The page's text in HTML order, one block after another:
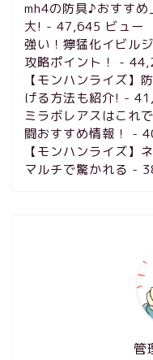
mh4の防具♪おすす
大! - 47,645 ビュー
強い！獰猛化イビル
攻略ポイント！
-
【モンハンライズ】
げる方法も紹介! -
ミラボレアスはこれ
闘おすすめ情報！
-
【モンハンライズ】
マルチで驚かれる -
管